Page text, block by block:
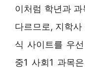
이처럼 학년과
다르므로, 지학
식 사이트를 우
중1 사회1 과목